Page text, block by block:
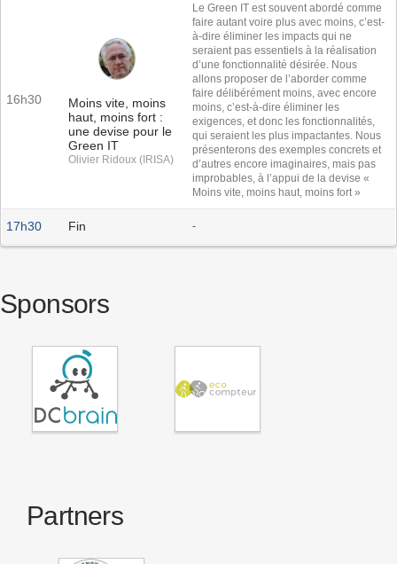
16h30
Moins vite, moins
haut, moins fort :
une devise pour le
Green IT
Olivier Ridoux (IRISA)
Le Green IT est souvent abordé comme
faire autant voire plus avec moins, c’est-
à-dire éliminer les impacts qui ne
seraient pas essentiels à la réalisation
d’une fonctionnalité désirée. Nous
allons proposer de l’aborder comme
faire délibérément moins, avec encore
moins, c’est-à-dire éliminer les
exigences, et donc les fonctionnalités,
qui seraient les plus impactantes. Nous
présenterons des exemples concrets et
d’autres encore imaginaires, mais pas
improbables, à l’appui de la devise «
Moins vite, moins haut, moins fort »
17h30 Fin -
Sponsors
Partners